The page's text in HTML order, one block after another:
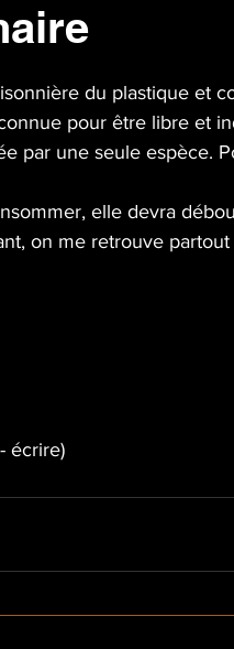
du plastique et
pour être libre et
par une seule espèce.
elle devra
on me retrouve
écrire)